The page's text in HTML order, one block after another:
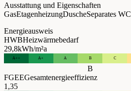
Ausstattung und Eigenschaften
GasEtagenheizungDuscheSeparates WC
Energieausweis
HWBHeizwärmebedarf
29,8kWh/m²a
A++ A+ A B C
B
FGEEGesamtenergieeffizienz
1,35